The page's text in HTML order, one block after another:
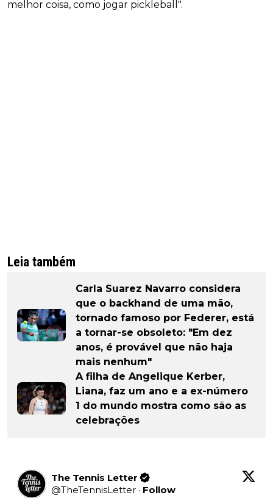
melhor coisa, como jogar pickleball".
Leia também
Carla Suarez Navarro considera
que o backhand de uma mão,
tornado famoso por Federer, está
a tornar-se obsoleto: "Em dez
anos, é provável que não haja
mais nenhum"
A filha de Angelique Kerber,
Liana, faz um ano e a ex-número
1 do mundo mostra como são as
celebrações
The Tennis Letter
@TheTennisLetter · Follow